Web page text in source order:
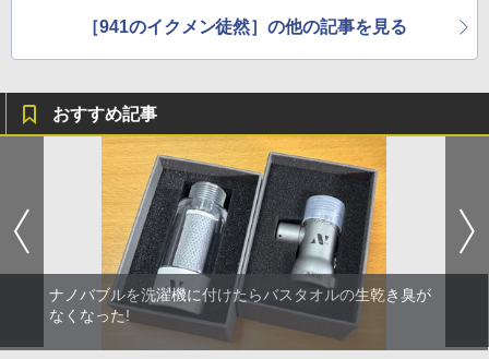
［941のイクメン徒然］の他の記事を見る
おすすめ記事
ナノバブルを洗濯機に付けたらバスタオルの生乾き臭が
なくなった!